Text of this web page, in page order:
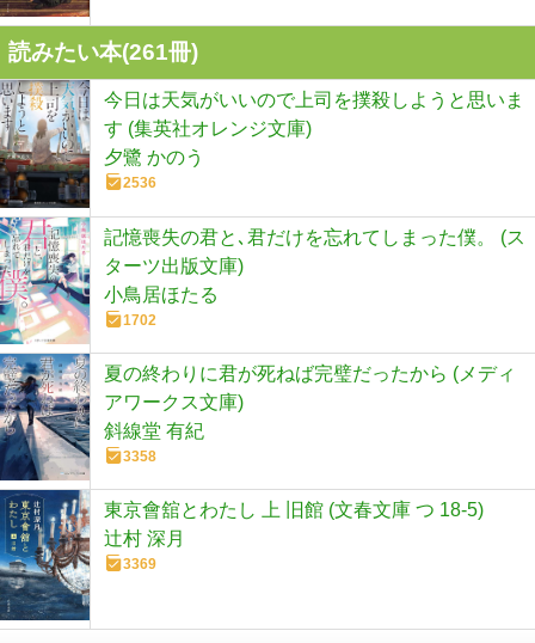
読みたい本(261冊)
今日は天気がいいので上司を撲殺しようと思いま
す (集英社オレンジ文庫)
夕鷺 かのう
2536
記憶喪失の君と､君だけを忘れてしまった僕。 (ス
ターツ出版文庫)
小鳥居ほたる
1702
夏の終わりに君が死ねば完璧だったから (メディ
アワークス文庫)
斜線堂 有紀
3358
東京會舘とわたし 上 旧館 (文春文庫 つ 18-5)
辻村 深月
3369